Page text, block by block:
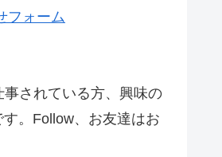
フォーム
されている方、興味の
。Follow、お友達はお